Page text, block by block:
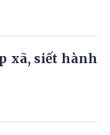
xã, siết hành